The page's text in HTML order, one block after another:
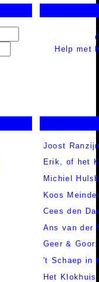
Help met
Joost
Erik, of het
Michiel
Koos
Cees den
Ans van der
Geer &
't Schaep in
Het Klokhuis